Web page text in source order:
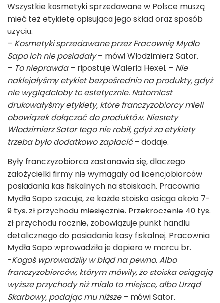
Wszystkie kosmetyki sprzedawane w Polsce muszą
mieć też etykietę opisująca jego skład oraz sposób
użycia.
– Kosmetyki sprzedawane przez Pracownię Mydło
Sapo ich nie posiadały– mówi Włodzimierz Sator.
– To nieprawda– ripostuje Waleria Hexel. – Nie
naklejałyśmy etykiet bezpośrednio na produkty, gdyż
nie wyglądałoby to estetycznie. Natomiast
drukowałyśmy etykiety, które franczyzobiorcy mieli
obowiązek dołączać do produktów. Niestety
Włodzimierz Sator tego nie robił, gdyż za etykiety
trzeba było dodatkowo zapłacić– dodaje.
Były franczyzobiorca zastanawia się, dlaczego
założycielki firmy nie wymagały od licencjobiorców
posiadania kas fiskalnych na stoiskach. Pracownia
Mydła Sapo szacuje, że każde stoisko osiąga około 7-
9 tys. zł przychodu miesięcznie. Przekroczenie 40 tys.
zł przychodu rocznie, zobowiązuje punkt handlu
detalicznego do posiadania kasy fiskalnej. Pracownia
Mydła Sapo wprowadziła je dopiero w marcu br.
-Kogoś wprowadziły w błąd na pewno. Albo
franczyzobiorców, którym mówiły, że stoiska osiągają
wyższe przychody niż miało to miejsce, albo Urząd
Skarbowy, podając mu niższe– mówi Sator.